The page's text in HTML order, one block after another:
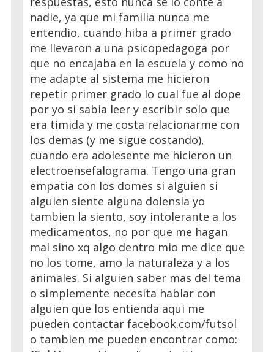
nadie, ya que mi familia nunca me
entendio, cuando hiba a primer grado
me llevaron a una psicopedagoga por
que no encajaba en la escuela y como no
me adapte al sistema me hicieron
repetir primer grado lo cual fue al dope
por yo si sabia leer y escribir solo que
era timida y me costa relacionarme con
los demas (y me sigue costando),
cuando era adolesente me hicieron un
electroensefalograma. Tengo una gran
empatia con los domes si alguien si
alguien siente alguna dolensia yo
tambien la siento, soy intolerante a los
medicamentos, no por que me hagan
mal sino xq algo dentro mio me dice que
no los tome, amo la naturaleza y a los
animales. Si alguien saber mas del tema
o simplemente necesita hablar con
alguien que los entienda aqui me
pueden contactar facebook.com/futsol
o tambien me pueden encontrar como: